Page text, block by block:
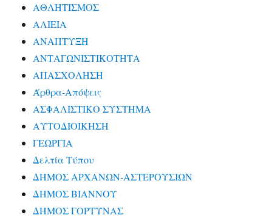
ΑΘΛΗΤΙΣΜΟΣ
ΑΛΙΕΙΑ
ΑΝΑΠΤΥΞΗ
ΑΝΤΑΓΩΝΙΣΤΙΚΟΤΗΤΑ
ΑΠΑΣΧΟΛΗΣΗ
Άρθρα-Απόψεις
ΑΣΦΑΛΙΣΤΙΚΟ ΣΥΣΤΗΜΑ
ΑΥΤΟΔΙΟΙΚΗΣΗ
ΓΕΩΡΓΙΑ
Δελτία Τύπου
ΔΗΜΟΣ ΑΡΧΑΝΩΝ-ΑΣΤΕΡΟΥΣΙΩΝ
ΔΗΜΟΣ ΒΙΑΝΝΟΥ
ΔΗΜΟΣ ΓΟΡΤΥΝΑΣ